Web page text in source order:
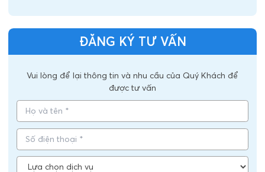
ĐĂNG KÝ TƯ VẤN
Vui lòng để lại thông tin và nhu cầu của Quý Khách để
được tư vấn